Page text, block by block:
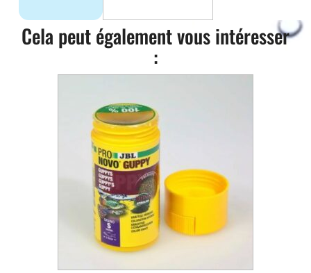
Cela peut également vous intéresser
: